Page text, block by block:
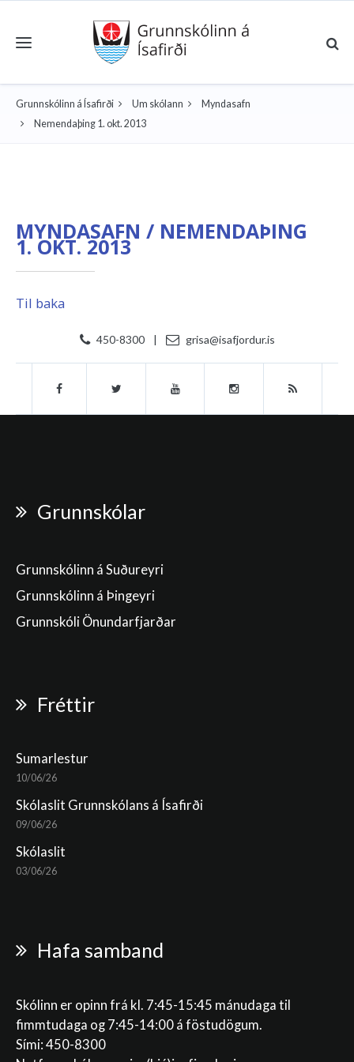
Toggle navigation
Grunnskólinn á Ísafirði Um skólann
Myndasafn
Nemendaþing 1. okt. 2013
MYNDASAFN / NEMENDAÞING
1. OKT. 2013
Til baka
450-8300 | grisa@isafjordur.is
Grunnskólar
Grunnskólinn á Suðureyri
Grunnskólinn á Þingeyri
Grunnskóli Önundarfjarðar
Fréttir
Sumarlestur
10/06/26
Skólaslit Grunnskólans á Ísafirði
09/06/26
Skólaslit
03/06/26
Hafa samband
Skólinn er opinn frá kl. 7:45-15:45 mánudaga til
fimmtudaga og 7:45-14:00 á föstudögum.
Sími: 450-8300